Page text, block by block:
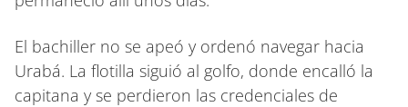
El bachiller no se apeó y ordenó navegar hacia
Urabá. La flotilla siguió al golfo, donde encalló la
capitana y se perdieron las credenciales de